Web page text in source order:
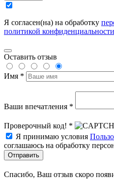
Я согласен(на) на обработку
политикой конфиденциальности
Оставить отзыв
Имя *
Ваши впечатления *
Проверочный код! *
Я принимаю условия
соглашаюсь на обработку
Отправить
Спасибо, Ваш отзыв скоро